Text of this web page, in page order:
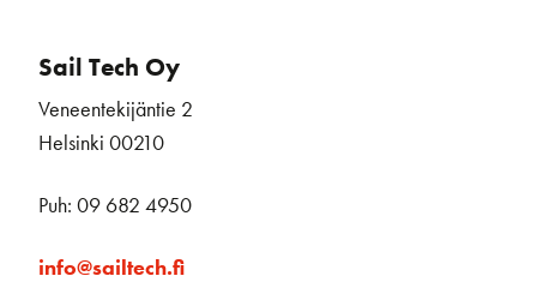
Sail Tech Oy
Veneentekijäntie 2
Helsinki 00210
Puh: 09 682 4950
info@sailtech.fi